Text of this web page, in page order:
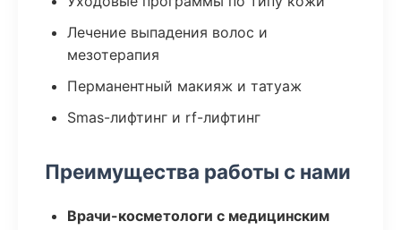
Лечение выпадения волос и
мезотерапия
Перманентный макияж и татуаж
Smas-лифтинг и rf-лифтинг
Преимущества работы с нами
Врачи-косметологи с медицинским